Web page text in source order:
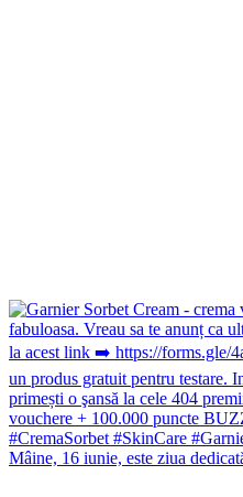
Mâine, 16 iunie, este ziua